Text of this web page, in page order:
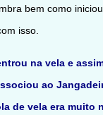
bem como
isso.
na vela e
ao
de vela era muito